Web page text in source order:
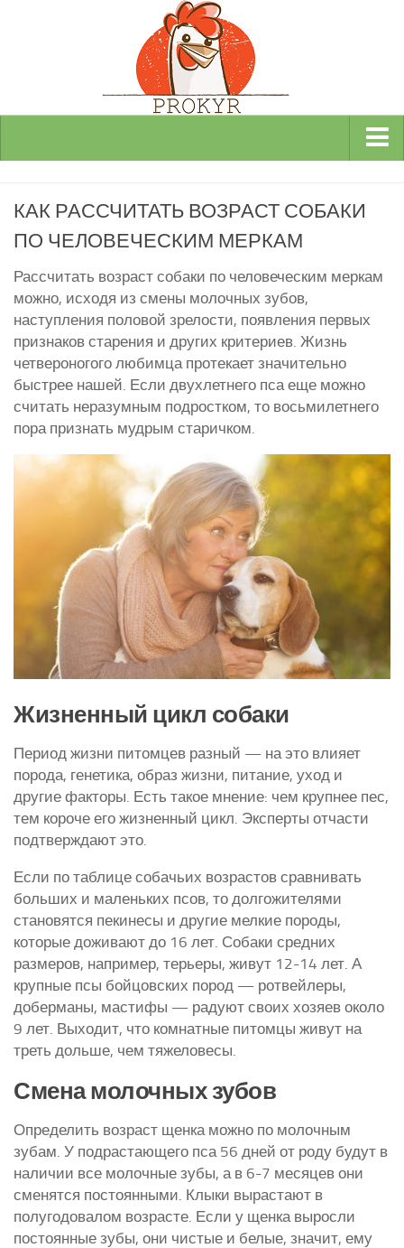
Декоративные
Мясные
Мясо-яичные
Яичные
Инкубаторы
Здоровье кур
Разведение и содержание кур
Курятники и клетки
Полезное о курах
Другие птицы
Гуси
Индюки
Перепела
Утки
КАК РАССЧИТАТЬ ВОЗРАСТ СОБАКИ
ПО ЧЕЛОВЕЧЕСКИМ МЕРКАМ
Рассчитать возраст собаки по человеческим меркам
можно, исходя из смены молочных зубов,
наступления половой зрелости, появления первых
признаков старения и других критериев. Жизнь
четвероногого любимца протекает значительно
быстрее нашей. Если двухлетнего пса еще можно
считать неразумным подростком, то восьмилетнего
пора признать мудрым старичком.
Жизненный цикл собаки
Период жизни питомцев разный — на это влияет
порода, генетика, образ жизни, питание, уход и
другие факторы. Есть такое мнение: чем крупнее пес,
тем короче его жизненный цикл. Эксперты отчасти
подтверждают это.
Если по таблице собачьих возрастов сравнивать
больших и маленьких псов, то долгожителями
становятся пекинесы и другие мелкие породы,
которые доживают до 16 лет. Собаки средних
размеров, например, терьеры, живут 12-14 лет. А
крупные псы бойцовских пород — ротвейлеры,
доберманы, мастифы — радуют своих хозяев около
9 лет. Выходит, что комнатные питомцы живут на
треть дольше, чем тяжеловесы.
Смена молочных зубов
Определить возраст щенка можно по молочным
зубам. У подрастающего пса 56 дней от роду будут в
наличии все молочные зубы, а в 6-7 месяцев они
сменятся постоянными. Клыки вырастают в
полугодовалом возрасте. Если у щенка выросли
постоянные зубы, они чистые и белые, значит, ему